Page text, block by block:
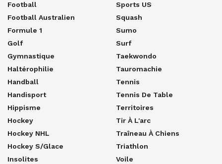
Football
Football Australien
Formule 1
Golf
Gymnastique
Haltérophilie
Handball
Handisport
Hippisme
Hockey
Hockey NHL
Hockey S/glace
Insolites
Sports US
Squash
Sumo
Surf
Taekwondo
Tauromachie
Tennis
Tennis De Table
Territoires
Tir À L'arc
Traîneau À Chiens
Triathlon
Voile